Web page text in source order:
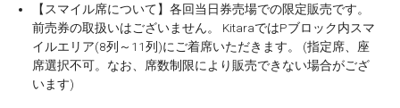
【スマイル席について】各回当日券売場での限定販売です。
前売券の取扱いはございません。 KitaraではPブロック内スマ
イルエリア(8列～11列)にご着席いただきます。 (指定席、座
席選択不可。なお、席数制限により販売できない場合がござ
います)